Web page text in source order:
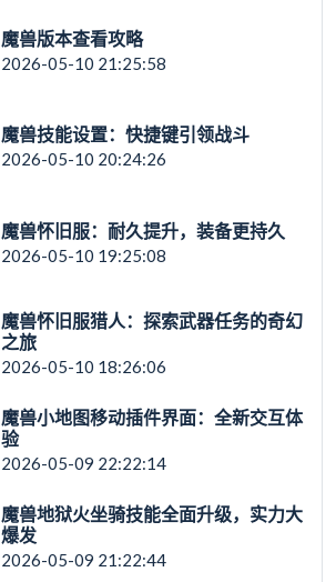
魔兽版本查看攻略
2026-05-10 21:25:58
魔兽技能设置：快捷键引领战斗
2026-05-10 20:24:26
魔兽怀旧服：耐久提升，装备更持久
2026-05-10 19:25:08
魔兽怀旧服猎人：探索武器任务的奇幻
之旅
2026-05-10 18:26:06
魔兽小地图移动插件界面：全新交互体
验
2026-05-09 22:22:14
魔兽地狱火坐骑技能全面升级，实力大
爆发
2026-05-09 21:22:44